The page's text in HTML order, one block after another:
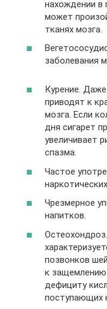
нахождении в
может
тканях мозга.
заболевания
Курение.
приводят к
мозга. Если
дня сигарет
увеличивает
спазма.
Частое
Чрезмерное
напитков.
позвонков
к защемлению
дефициту
поступающих